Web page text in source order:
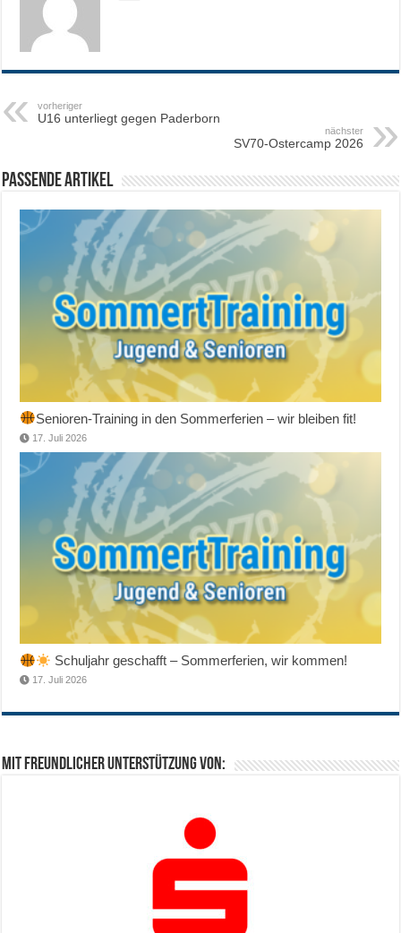
vorheriger
U16 unterliegt gegen Paderborn
nächster
SV70-Ostercamp 2026
Passende Artikel
Senioren-Training in den Sommerferien – wir bleiben fit!
17. Juli 2026
Schuljahr geschafft – Sommerferien, wir kommen!
17. Juli 2026
Mit freundlicher Unterstützung von: